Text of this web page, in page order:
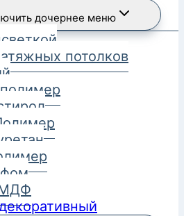
дочернее меню
потолков